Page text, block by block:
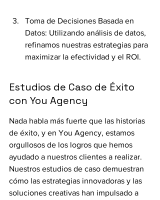
Toma de Decisiones Basada en
Datos: Utilizando análisis de datos,
refinamos nuestras estrategias para
maximizar la efectividad y el ROI.
Estudios de Caso de Éxito
con You Agency
Nada habla más fuerte que las historias
de éxito, y en You Agency, estamos
orgullosos de los logros que hemos
ayudado a nuestros clientes a realizar.
Nuestros estudios de caso demuestran
cómo las estrategias innovadoras y las
soluciones creativas han impulsado a